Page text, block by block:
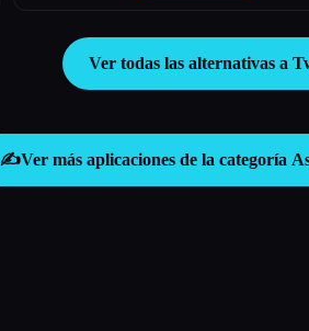
Ver todas las alternativas a
✍️Ver más aplicaciones de la categoría